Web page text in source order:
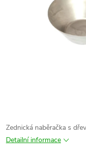
Zednická naběračka s
Detailní informace